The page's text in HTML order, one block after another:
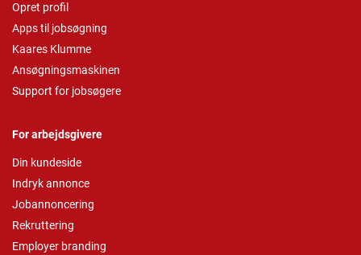
Opret profil
Apps til jobsøgning
Kaares Klumme
Ansøgningsmaskinen
Support for jobsøgere
For arbejdsgivere
Din kundeside
Indryk annonce
Jobannoncering
Rekruttering
Employer branding